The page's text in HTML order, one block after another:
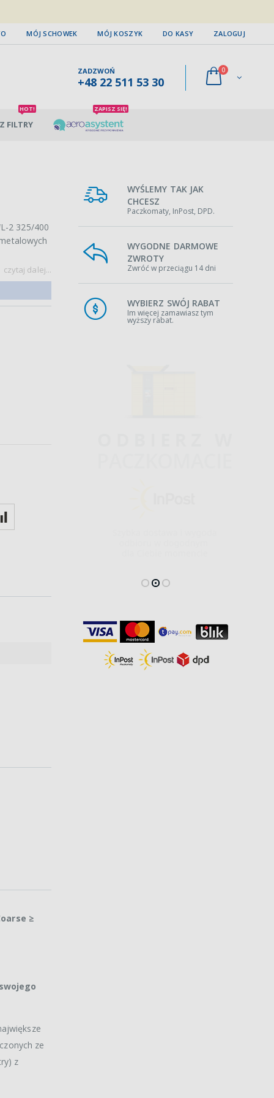
MÓJ SCHOWEK MÓJ KOSZYK DO KASY ZALOGUJ
ZADZWOŃ
+48 22 511 53 30
0
FILTRY
HOT! ZAPISZ SIĘ!
2 325/400
czytaj dalej...
≥
ze
z
WYŚLEMY TAK JAK
CHCESZ
Paczkomaty, InPost, DPD.
WYGODNE DARMOWE
ZWROTY
Zwróć w przeciągu 14 dni
WYBIERZ SWÓJ RABAT
Im więcej zamawiasz tym
wyższy rabat.